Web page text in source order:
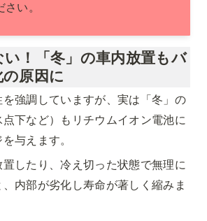
い。
！「冬」の車内放置もバ
原因に
強調していますが、実は「冬」の
下など）もリチウムイオン電池に
与えます。
したり、冷え切った状態で無理に
内部が劣化し寿命が著しく縮みま